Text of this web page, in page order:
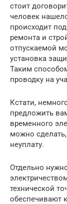
стоит
человек
происходит
ремонта и
отпускаемой
установка
Таким
проводку на
Кстати,
предложить
временного
можно
неуплату.
Отдельно
технической
обеспечивают